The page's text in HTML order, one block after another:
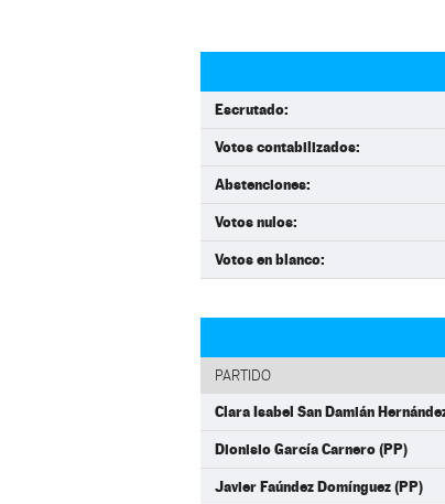
Escrutado:
Votos contabilizados:
Abstenciones:
Votos nulos:
Votos en blanco:
PARTIDO
Clara Isabel San Damián
Dionisio García Carnero (PP)
Javier Faúndez Domínguez (PP)